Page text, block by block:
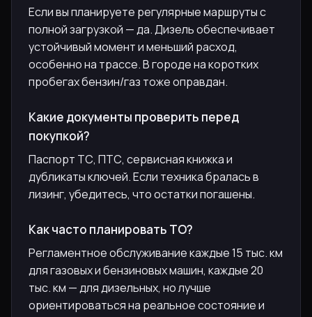
Если вы планируете регулярные маршруты с
полной загрузкой — да. Дизель обеспечивает
устойчивый момент и меньший расход,
особенно на трассе. В городе на коротких
пробегах бензин/газ тоже оправдан.
Какие документы проверить перед
покупкой?
Паспорт ТС, ПТС, сервисная книжка и
дубликаты ключей. Если техника бралась в
лизинг, убедитесь, что остатки погашены.
Как часто планировать ТО?
Регламентное обслуживание каждые 15 тыс. км
для газовых и бензиновых машин, каждые 20
тыс. км — для дизельных, но лучше
ориентироваться на реальное состояние и